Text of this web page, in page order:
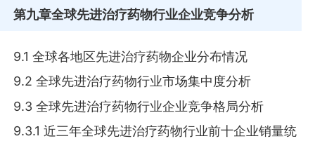
第九章全球先进治疗药物行业企业竞争分析
9.1 全球各地区先进治疗药物企业分布情况
9.2 全球先进治疗药物行业市场集中度分析
9.3 全球先进治疗药物行业企业竞争格局分析
9.3.1 近三年全球先进治疗药物行业前十企业销量统